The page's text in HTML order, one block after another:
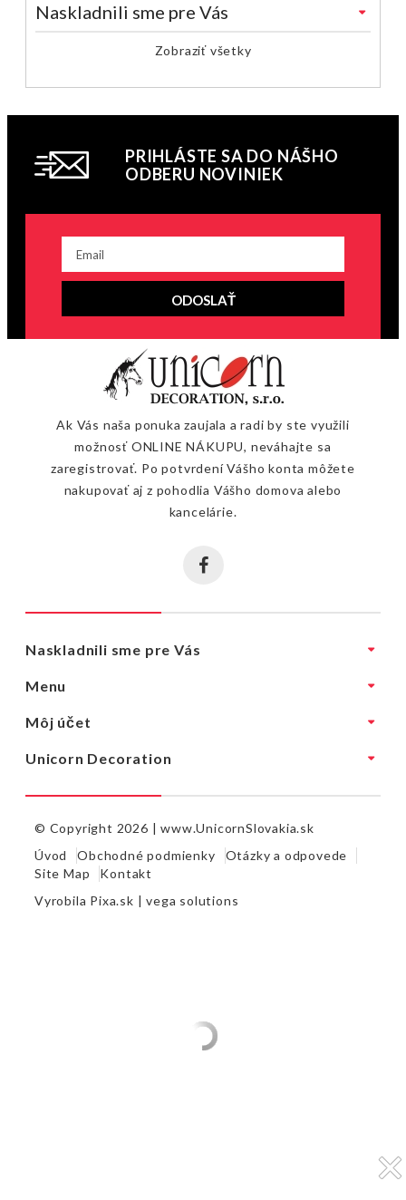
Naskladnili sme pre Vás
Zobraziť všetky
PRIHLÁSTE SA DO NÁŠHO
ODBERU NOVINIEK
ODOSLAŤ
Ak Vás naša ponuka zaujala a radi by ste využili
možnosť ONLINE NÁKUPU, neváhajte sa
zaregistrovať. Po potvrdení Vášho konta môžete
nakupovať aj z pohodlia Vášho domova alebo
kancelárie.
Naskladnili sme pre Vás
Menu
Môj účet
Unicorn Decoration
© Copyright 2026 |www.UnicornSlovakia.sk
Úvod
Obchodné podmienky
Otázky a odpovede
Site Map
Kontakt
Vyrobila Pixa.sk |vega solutions